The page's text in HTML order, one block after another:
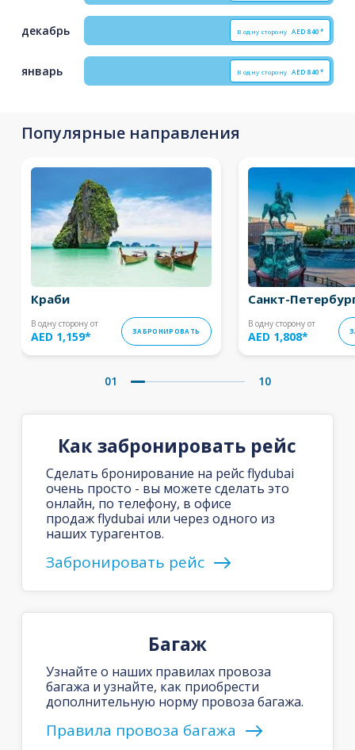
декабрь В одну сторону AED 840*
январь В одну сторону AED 840*
Популярные направления
Краби
В одну сторону от
AED 1,159* ЗАБРОНИРОВАТЬ
Санкт-
В одну сторону от
AED 1,808*
01 10
Как забронировать рейс
Сделать бронирование на рейс flydubai
очень просто - вы можете сделать это
онлайн, по телефону, в офисе
продаж flydubai или через одного из
наших турагентов.
Забронировать рейс
Багаж
Узнайте о наших правилах провоза
багажа и узнайте, как приобрести
дополнительную норму провоза багажа.
Правила провоза багажа